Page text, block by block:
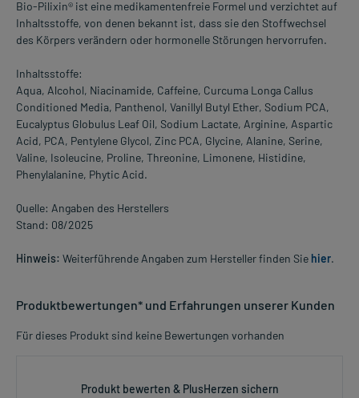
Bio-Pilixin® ist eine medikamentenfreie Formel und verzichtet auf
Inhaltsstoffe, von denen bekannt ist, dass sie den Stoffwechsel
des Körpers verändern oder hormonelle Störungen hervorrufen.
Inhaltsstoffe:
Aqua, Alcohol, Niacinamide, Caffeine, Curcuma Longa Callus
Conditioned Media, Panthenol, Vanillyl Butyl Ether, Sodium PCA,
Eucalyptus Globulus Leaf Oil, Sodium Lactate, Arginine, Aspartic
Acid, PCA, Pentylene Glycol, Zinc PCA, Glycine, Alanine, Serine,
Valine, Isoleucine, Proline, Threonine, Limonene, Histidine,
Phenylalanine, Phytic Acid.
Quelle: Angaben des Herstellers
Stand: 08/2025
Hinweis: Weiterführende Angaben zum Hersteller finden Sie hier.
Produktbewertungen* und Erfahrungen unserer Kunden
Für dieses Produkt sind keine Bewertungen vorhanden
Produkt bewerten & PlusHerzen sichern